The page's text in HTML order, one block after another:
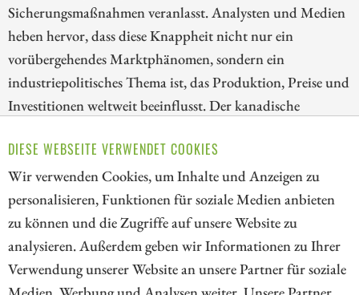
DIESE WEBSEITE VERWENDET COOKIES
Wir verwenden Cookies, um Inhalte und Anzeigen zu
personalisieren, Funktionen für soziale Medien anbieten
zu können und die Zugriffe auf unsere Website zu
analysieren. Außerdem geben wir Informationen zu Ihrer
Verwendung unserer Website an unsere Partner für soziale
Sicherungsmaßnahmen veranlasst. Analysten und Medien
heben hervor, dass diese Knappheit nicht nur ein
vorübergehendes Marktphänomen, sondern ein
industriepolitisches Thema ist, das Produktion, Preise und
Investitionen weltweit beeinflusst. Der kanadische
zu entfachen, die in ihrer Anfangszeit viele Parallelen zu
Almonty Industries zeigt. Es lohnt ein genauerer Blick.
ZUM KOMMENTAR